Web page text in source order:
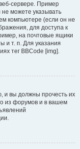
сервере. Пример
можете указывать
компьютере (если он не
для доступа к
на почтовые ящики
и т. п. Для указания
тег BBCode [img].
и вы должны прочесть их
из форумов и в вашем